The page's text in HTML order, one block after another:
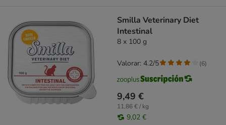
Smilla Veterinary Diet
Intestinal
8 x 100 g
9,49 €
11,86 € / kg
9,02 €
Valorar: 4.2/5 (6)